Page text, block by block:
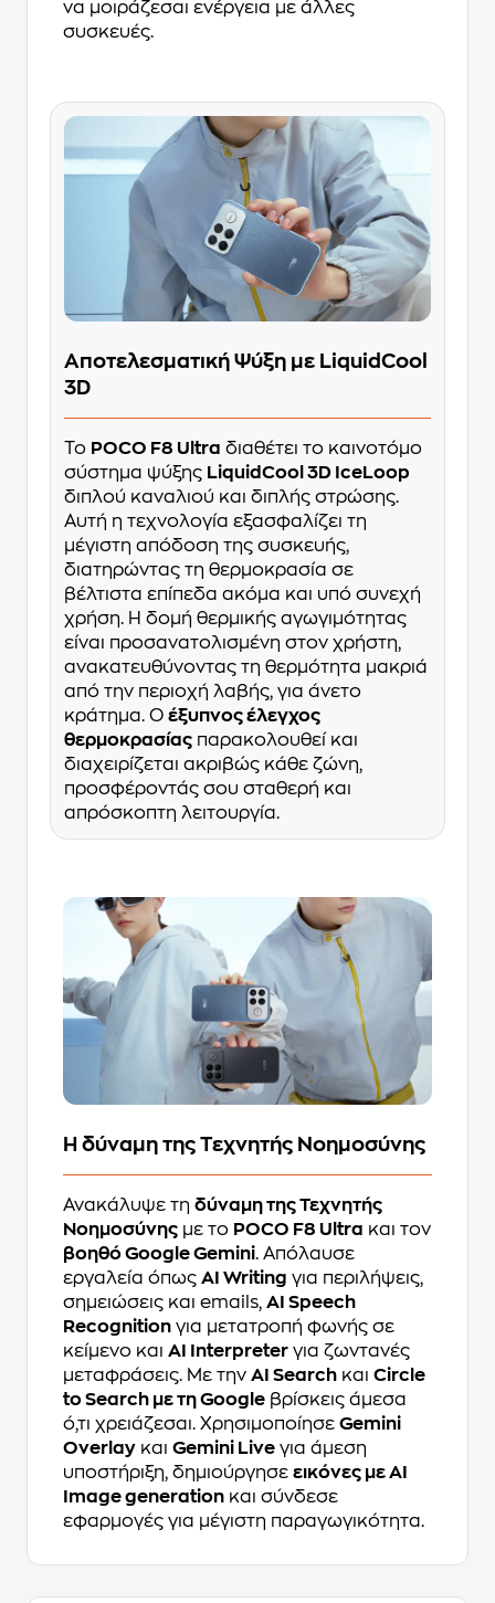
να μοιράζεσαι ενέργεια με άλλες
συσκευές.
Αποτελεσματική Ψύξη με LiquidCool
3D
Το POCO F8 Ultra διαθέτει το καινοτόμο
σύστημα ψύξης LiquidCool 3D IceLoop
διπλού καναλιού και διπλής στρώσης.
Αυτή η τεχνολογία εξασφαλίζει τη
μέγιστη απόδοση της συσκευής,
διατηρώντας τη θερμοκρασία σε
βέλτιστα επίπεδα ακόμα και υπό συνεχή
χρήση. Η δομή θερμικής αγωγιμότητας
είναι προσανατολισμένη στον χρήστη,
ανακατευθύνοντας τη θερμότητα μακριά
από την περιοχή λαβής, για άνετο
κράτημα. Ο έξυπνος έλεγχος
θερμοκρασίας παρακολουθεί και
διαχειρίζεται ακριβώς κάθε ζώνη,
προσφέροντάς σου σταθερή και
απρόσκοπτη λειτουργία.
Η δύναμη της Τεχνητής Νοημοσύνης
Ανακάλυψε τη δύναμη της Τεχνητής
Νοημοσύνης με το POCO F8 Ultra και τον
βοηθό Google Gemini. Απόλαυσε
εργαλεία όπως AI Writing για περιλήψεις,
σημειώσεις και emails, AI Speech
Recognition για μετατροπή φωνής σε
κείμενο και AI Interpreter για ζωντανές
μεταφράσεις. Με την AI Search και Circle
to Search με τη Google βρίσκεις άμεσα
ό,τι χρειάζεσαι. Χρησιμοποίησε Gemini
Overlay και Gemini Live για άμεση
υποστήριξη, δημιούργησε εικόνες με AI
Image generation και σύνδεσε
εφαρμογές για μέγιστη παραγωγικότητα.